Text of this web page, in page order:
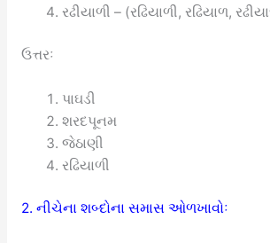
રઢીયાળી – (રઢિયાળી, રઢિયાળ,
ઉત્તરઃ
પાઘડી
શરદપૂનમ
જેઠાણી
રઢિયાળી
2. નીચેના શબ્દોના સમાસ ઓળખાવોઃ